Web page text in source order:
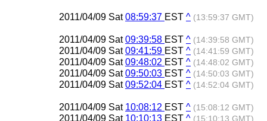
2011/04/09 Sat08:59:37 EST ^ (13:59:37 GMT)
2011/04/09 Sat09:39:58 EST ^ (14:39:58 GMT)
2011/04/09 Sat09:41:59 EST ^ (14:41:59 GMT)
2011/04/09 Sat09:48:02 EST ^ (14:48:02 GMT)
2011/04/09 Sat09:50:03 EST ^ (14:50:03 GMT)
2011/04/09 Sat09:52:04 EST ^ (14:52:04 GMT)
2011/04/09 Sat 10:08:12 EST ^ (15:08:12 GMT)
2011/04/09 Sat 10:10:13 EST ^ (15:10:13 GMT)